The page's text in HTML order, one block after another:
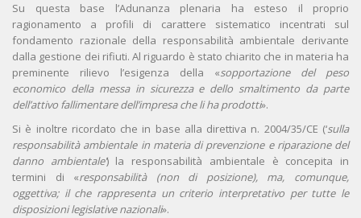
Su questa base l’Adunanza plenaria ha esteso il proprio
ragionamento a profili di carattere sistematico incentrati sul
fondamento razionale della responsabilità ambientale derivante
dalla gestione dei rifiuti. Al riguardo è stato chiarito che in materia ha
preminente rilievo l’esigenza della «sopportazione del peso
economico della messa in sicurezza e dello smaltimento da parte
dell’attivo fallimentare dell’impresa che li ha prodotti».
Si è inoltre ricordato che in base alla direttiva n. 2004/35/CE (‘sulla
responsabilità ambientale in materia di prevenzione e riparazione del
danno ambientale’) la responsabilità ambientale è concepita in
termini di «responsabilità (non di posizione), ma, comunque,
oggettiva; il che rappresenta un criterio interpretativo per tutte le
disposizioni legislative nazionali».